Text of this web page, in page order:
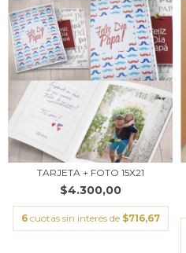
TARJETA + FOTO 15X21
$4.300,00
6 cuotas sin interés de $716,67